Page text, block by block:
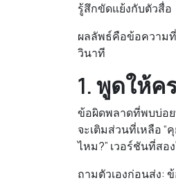
รู้สึกขัดแย้งกับตัวสื่อ
ผลลัพธ์คือข้อความที่
วินาที
1. พูดให้ค
ข้อผิดพลาดที่พบบ่อ
จะเติมส่วนที่เหลือ
ไหม?” เวอร์ชันที่ส
ถามตัวเองก่อนส่ง: